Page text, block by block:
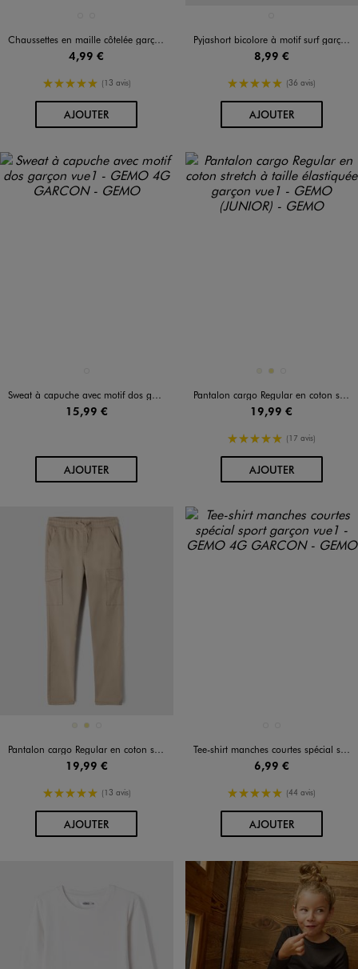
Chaussettes en maille côtelée garçon (lot de 3)
4,99 €
5/5 de moyenne
(13 avis)
AJOUTERAU PANIER
Pyjashort bicolore à motif surf garçon
8,99 €
5/5 de moyenne
(36 avis)
AJOUTERAU PANIER
Sweat à capuche avec motif dos garçon
15,99 €
AJOUTERAU PANIER
Disponible en 3 coloris
BEIGEKAKI
Pantalon cargo Regular en coton stretch à taille élastiquée garçon
19,99 €
5/5 de moyenne
(17 avis)
AJOUTERAU PANIER
Disponible en 3 coloris
BEIGEKAKI
Pantalon cargo Regular en coton stretch à taille élastiquée garçon
19,99 €
5/5 de moyenne
(13 avis)
AJOUTERAU PANIER
Tee-shirt manches courtes spécial sport garçon
6,99 €
5/5 de moyenne
(44 avis)
AJOUTERAU PANIER